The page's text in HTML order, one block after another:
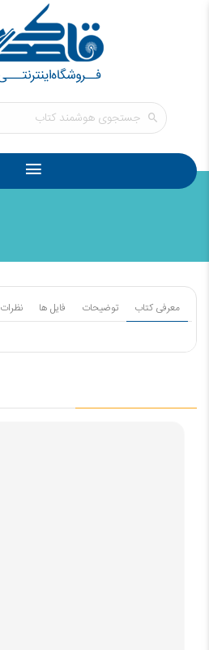
معرفی کتاب توضیحات فایل ها نظرات